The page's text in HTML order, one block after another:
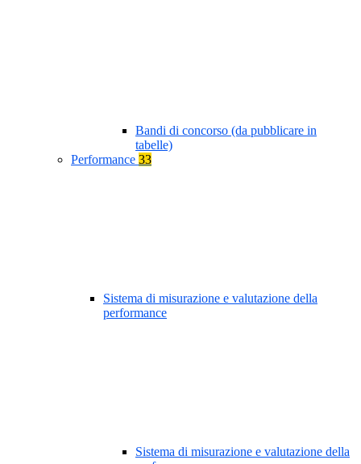
Bandi di concorso (da pubblicare in
tabelle)
Performance 33
Sistema di misurazione e valutazione della
performance
Sistema di misurazione e valutazione della